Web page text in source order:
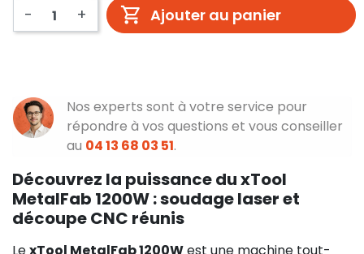
- + Ajouter au panier
Nos experts sont à votre service pour
répondre à vos questions et vous conseiller
au 04 13 68 03 51.
Découvrez la puissance du xTool
MetalFab 1200W : soudage laser et
découpe CNC réunis
LexTool MetalFab 1200West une machine tout-